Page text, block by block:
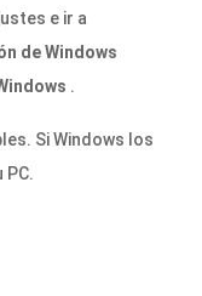
e ir a
de Windows
.
Si Windows los